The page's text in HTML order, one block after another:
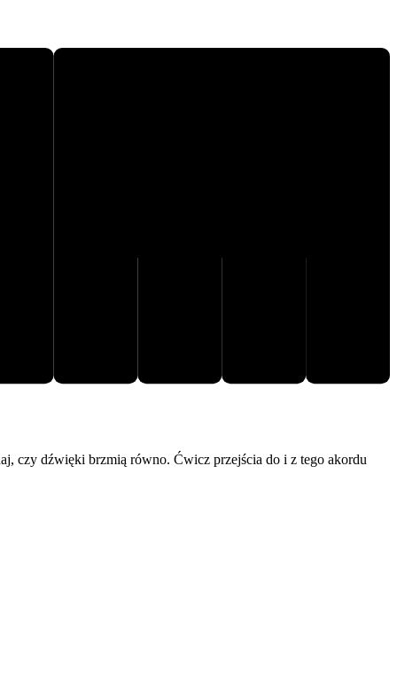
czy dźwięki brzmią równo. Ćwicz przejścia do i z tego akordu